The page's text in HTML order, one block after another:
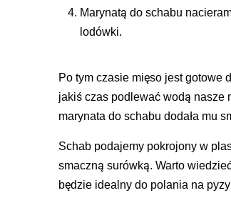
Marynatą do schabu
lodówki.
Po tym czasie mięso jest gotowe
jakiś czas podlewać wodą nasze
marynata do schabu dodała mu
Schab podajemy pokrojony w
smaczną surówką. Warto
będzie idealny do polania na